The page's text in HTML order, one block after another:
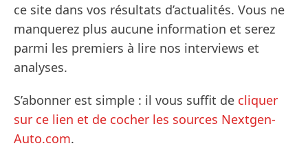
ce site dans vos résultats d’actualités. Vous ne
manquerez plus aucune information et serez
parmi les premiers à lire nos interviews et
analyses.
S’abonner est simple : il vous suffit de cliquer
sur ce lien et de cocher les sources Nextgen-
Auto.com.